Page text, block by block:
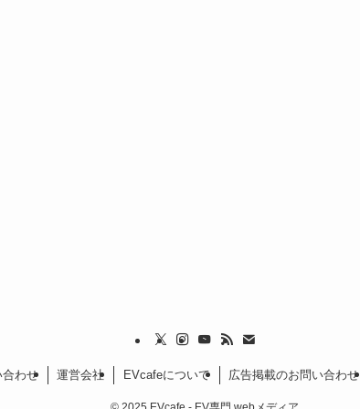
合わせ 運営会社 EVcafeについて 広告掲載のお問い合わせ